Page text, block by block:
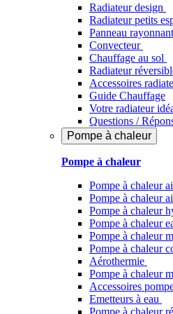
Radiateur design
Radiateur petits
Panneau rayonnant
Convecteur
Chauffage au sol
Radiateur
Accessoires
Guide Chauffage
Votre radiateur
Questions /
Pompe à chaleur
Pompe à chaleur
Pompe à chaleur
Pompe à chaleur
Pompe à chaleur
Pompe à chaleur​
Pompe à chaleur
Pompe à chaleur
Aérothermie
Pompe à chaleur
Accessoires
Emetteurs à eau